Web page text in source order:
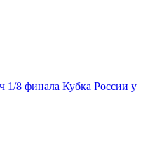
1/8 финала Кубка России у